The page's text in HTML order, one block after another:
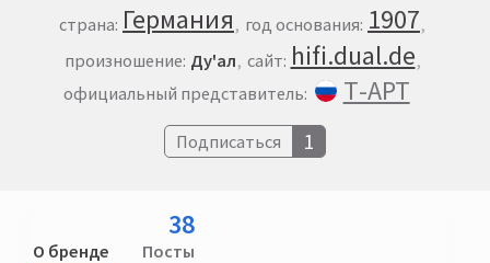
страна: Германия год основания: 1907
произношение: Ду'ал сайт: hifi.dual.de
официальный представитель: Т-АРТ
Подписаться 1
О бренде
38
Посты